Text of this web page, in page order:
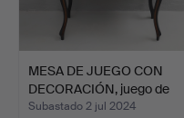
MESA DE JUEGO CON
DECORACIÓN, juego de
aje…
Subastado 2 jul 2024